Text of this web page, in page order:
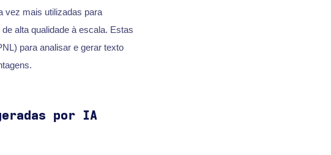
vez mais utilizadas para
alta qualidade à escala. Estas
para analisar e gerar texto
por IA